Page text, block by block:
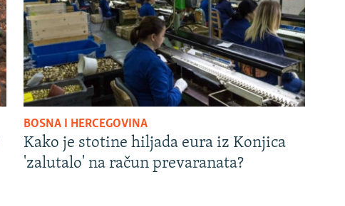
BOSNA I HERCEGOVINA
Kako je stotine hiljada eura iz Konjica
'zalutalo' na račun prevaranata?